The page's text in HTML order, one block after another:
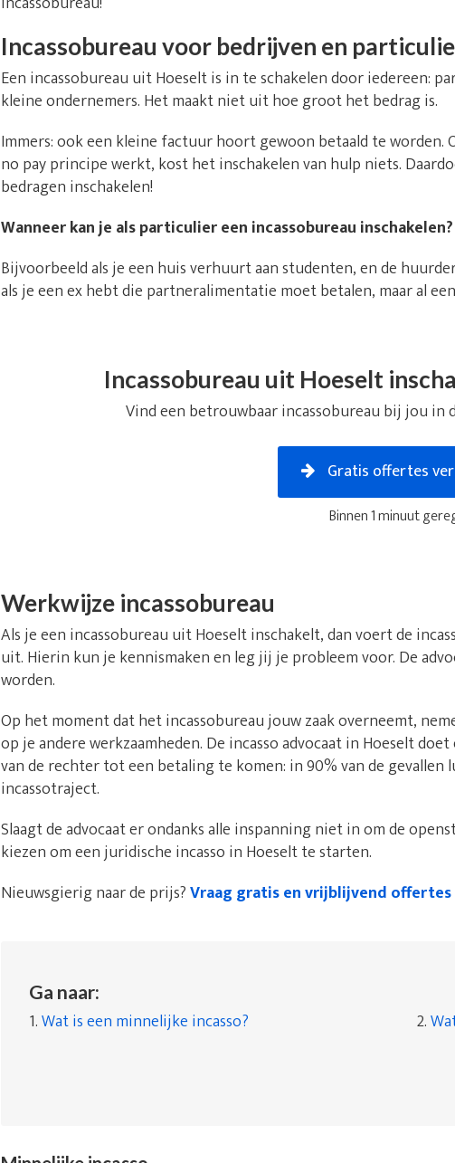
Incassobureau voor bedrijven en
Een incassobureau uit Hoeselt is in te schakelen door iedereen:
kleine ondernemers. Het maakt niet uit hoe groot het bedrag is.
Immers: ook een kleine factuur hoort gewoon betaald te worden.
no pay principe werkt, kost het inschakelen van hulp niets.
bedragen inschakelen!
Wanneer kan je als particulier een incassobureau inschakelen?
Bijvoorbeeld als je een huis verhuurt aan studenten, en de
als je een ex hebt die partneralimentatie moet betalen, maar al
Incassobureau uit Hoeselt
Vind een betrouwbaar incassobureau bij jou in
Gratis offertes
Binnen 1 minuut
Werkwijze incassobureau
Als je een incassobureau uit Hoeselt inschakelt, dan voert de
uit. Hierin kun je kennismaken en leg jij je probleem voor. De
worden.
Op het moment dat het incassobureau jouw zaak overneemt,
op je andere werkzaamheden. De incasso advocaat in Hoeselt
van de rechter tot een betaling te komen: in 90% van de
incassotraject.
Slaagt de advocaat er ondanks alle inspanning niet in om de
kiezen om een juridische incasso in Hoeselt te starten.
Nieuwsgierig naar de prijs?Vraag gratis en vrijblijvend offertes
Ga naar:
1.Wat is een minnelijke incasso? 2.